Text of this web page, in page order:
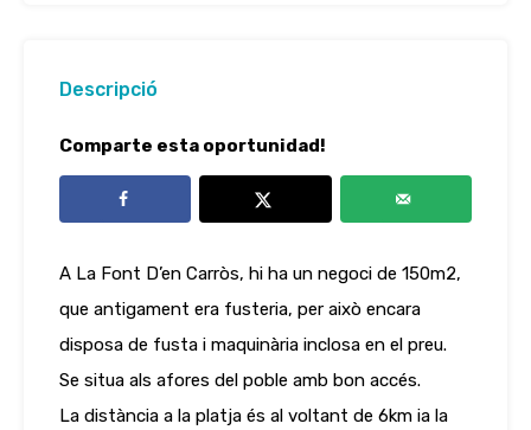
Descripció
Comparte esta oportunidad!
A La Font D’en Carròs, hi ha un negoci de 150m2,
que antigament era fusteria, per això encara
disposa de fusta i maquinària inclosa en el preu.
Se situa als afores del poble amb bon accés.
La distància a la platja és al voltant de 6km ia la